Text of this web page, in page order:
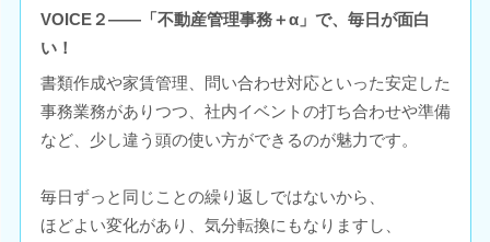
VOICE２――「不動産管理事務＋α」で、毎日が面白
い！
書類作成や家賃管理、問い合わせ対応といった安定した
事務業務がありつつ、社内イベントの打ち合わせや準備
など、少し違う頭の使い方ができるのが魅力です。
毎日ずっと同じことの繰り返しではないから、
ほどよい変化があり、気分転換にもなりますし、